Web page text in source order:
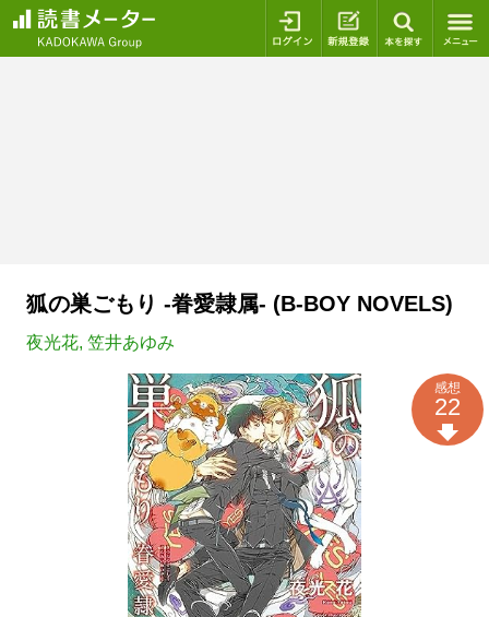
ログイン 新規登録
狐の巣ごもり -眷愛隷属- (B-BOY NOVELS)
夜光花, 笠井あゆみ
感想
22